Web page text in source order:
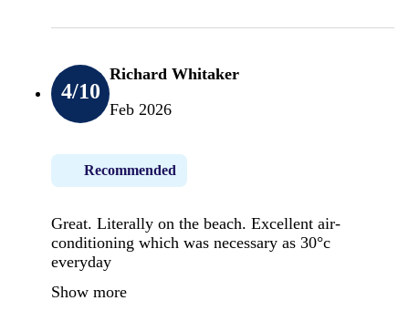
4/10
Richard Whitaker
Feb 2026
Recommended
Great. Literally on the beach. Excellent air-
conditioning which was necessary as 30°c
everyday
Show more